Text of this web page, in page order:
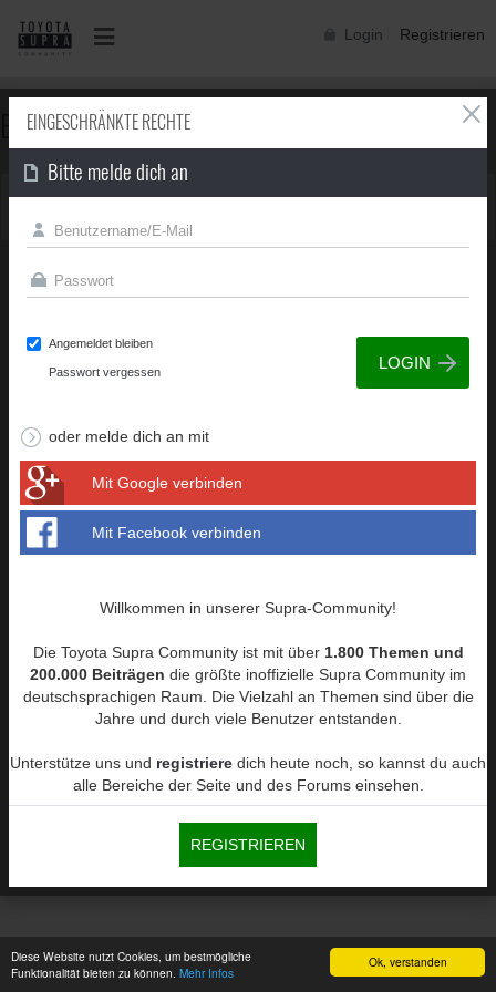
Ok, verstanden
Diese Website nutzt Cookies, um bestmögliche
Funktionalität bieten zu können. Mehr Infos
Login Registrieren
EINGESCHRÄNKTE RECHTE
Du besitzt nicht die erforderliche Berechtigung, um diese
EINGESCHRÄNKTE RECHTE
Bitte melde dich an
Angemeldet bleiben
Passwort vergessen
oder melde dich an mit
Mit Google verbinden
Mit Facebook verbinden
Willkommen in unserer Supra-Community!
Die Toyota Supra Community ist mit über 1.800 Themen und
200.000 Beiträgen die größte inoffizielle Supra Community im
deutschsprachigen Raum. Die Vielzahl an Themen sind über die
Jahre und durch viele Benutzer entstanden.
Unterstütze uns und registriere dich heute noch, so kannst du auch
alle Bereiche der Seite und des Forums einsehen.
REGISTRIEREN